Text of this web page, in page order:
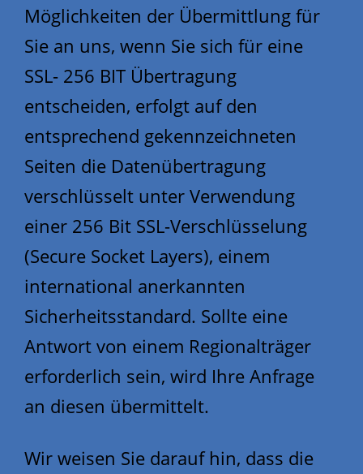
Möglichkeiten der Übermittlung für
Sie an uns, wenn Sie sich für eine
SSL- 256 BIT Übertragung
entscheiden, erfolgt auf den
entsprechend gekennzeichneten
Seiten die Datenübertragung
verschlüsselt unter Verwendung
einer 256 Bit SSL-Verschlüsselung
(Secure Socket Layers), einem
international anerkannten
Sicherheitsstandard. Sollte eine
Antwort von einem Regionalträger
erforderlich sein, wird Ihre Anfrage
an diesen übermittelt.
Wir weisen Sie darauf hin, dass die